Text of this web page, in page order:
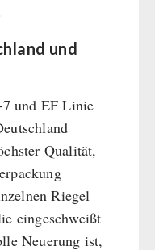
und
und EF Linie
Qualität,
Riegel
eingeschweißt
Neuerung ist,